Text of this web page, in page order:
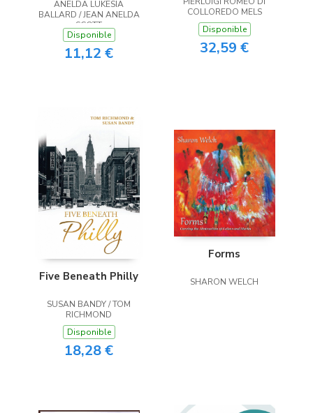
the Heart
ANELDA LUKESIA
BALLARD / JEAN ANELDA
SCOTT
Disponible
11,12 €
COLLOREDO MELS
Disponible
32,59 €
Five Beneath Philly
SUSAN BANDY / TOM
RICHMOND
Disponible
18,28 €
Forms
SHARON WELCH